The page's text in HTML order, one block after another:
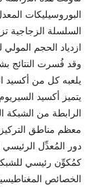
البوروسيليكات
ازدياد الحجم
وقد فُسرت النتائج
يلعبه كل من أكسيد
يتميز أكسيد
الرابطة من
دور المُعدِّل
كمُكوِّن رئيسي